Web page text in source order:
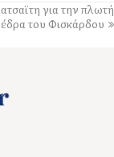
με τον Μάκη
Σωτήρος, στα
για την πλωτή
του Φισκάρδου